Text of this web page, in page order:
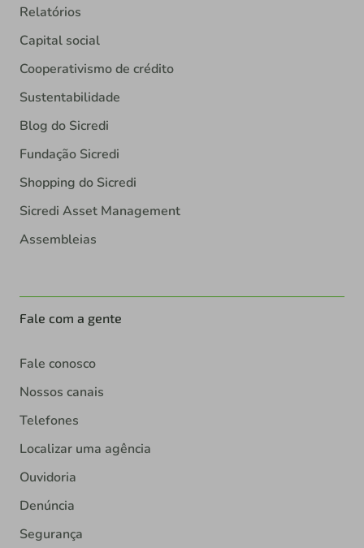
Relatórios
Capital social
Cooperativismo de crédito
Sustentabilidade
Blog do Sicredi
Fundação Sicredi
Shopping do Sicredi
Sicredi Asset Management
Assembleias
Fale com a gente
Fale conosco
Nossos canais
Telefones
Localizar uma agência
Ouvidoria
Denúncia
Segurança